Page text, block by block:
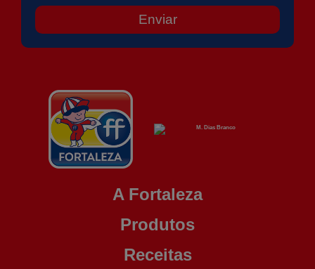
Enviar
A Fortaleza
Produtos
Receitas